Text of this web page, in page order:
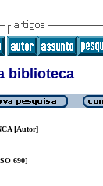
biblioteca
[Autor]
690]